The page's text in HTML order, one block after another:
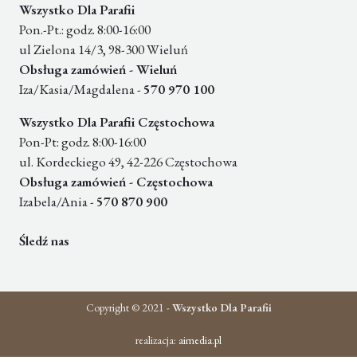
Wszystko Dla Parafii
Pon.-Pt.: godz. 8:00-16:00
ul Zielona 14/3, 98-300 Wieluń
Obsługa zamówień - Wieluń
Iza/Kasia/Magdalena - 570 970 100
Wszystko Dla Parafii Częstochowa
Pon-Pt: godz. 8:00-16:00
ul. Kordeckiego 49, 42-226 Częstochowa
Obsługa zamówień - Częstochowa
Izabela/Ania - 570 870 900
Śledź nas
Copyright © 2021 -Wszystko Dla Parafii
realizacja: aimedia.pl